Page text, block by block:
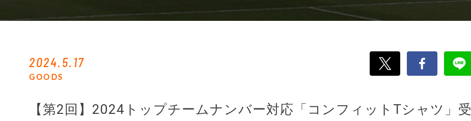
2024.5.17
GOODS
【第2回】2024トップチームナンバー対応「コンフィットTシャツ」受